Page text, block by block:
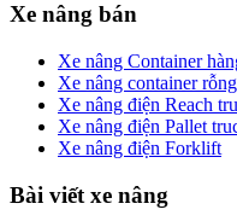
Xe nâng bán
Xe nâng Container
Xe nâng container rỗng
Xe nâng điện Reach
Xe nâng điện Pallet
Xe nâng điện Forklift
Bài viết xe nâng